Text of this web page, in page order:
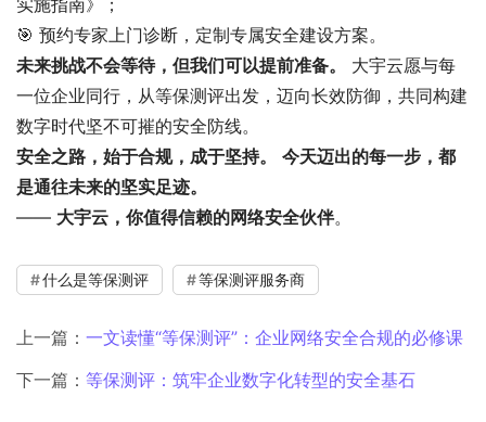
🎯 预约专家上门诊断，定制专属安全建设方案。
未来挑战不会等待，但我们可以提前准备。
大宇云愿与每
一位企业同行，从等保测评出发，迈向长效防御，共同构建
数字时代坚不可摧的安全防线。
安全之路，始于合规，成于坚持。
今天迈出的每一步，都
是通往未来的坚实足迹。
—— 大宇云，你值得信赖的网络安全伙伴。
什么是等保测评 等保测评服务商
上一篇： 一文读懂“等保测评”：企业网络安全合规的必修课
下一篇： 等保测评：筑牢企业数字化转型的安全基石‌